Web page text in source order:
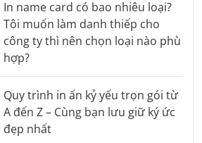
In name card có bao nhiêu loại?
Tôi muốn làm danh thiếp cho
công ty thì nên chọn loại nào phù
hợp?
Quy trình in ấn kỷ yếu trọn gói từ
A đến Z – Cùng bạn lưu giữ ký ức
đẹp nhất